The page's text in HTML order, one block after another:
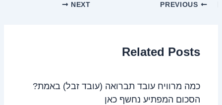
NEXT
Related Posts
כמה מרוויח עובד תברואה (עובד זבל) באמת?
הסכום המפתיע נחשף כאן